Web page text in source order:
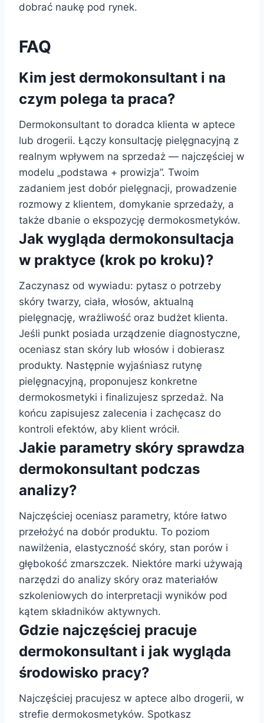
dobrać naukę pod rynek.
FAQ
Kim jest dermokonsultant i na
czym polega ta praca?
Dermokonsultant to doradca klienta w aptece
lub drogerii. Łączy konsultację pielęgnacyjną z
realnym wpływem na sprzedaż — najczęściej w
modelu „podstawa + prowizja”. Twoim
zadaniem jest dobór pielęgnacji, prowadzenie
rozmowy z klientem, domykanie sprzedaży, a
także dbanie o ekspozycję dermokosmetyków.
Jak wygląda dermokonsultacja
w praktyce (krok po kroku)?
Zaczynasz od wywiadu: pytasz o potrzeby
skóry twarzy, ciała, włosów, aktualną
pielęgnację, wrażliwość oraz budżet klienta.
Jeśli punkt posiada urządzenie diagnostyczne,
oceniasz stan skóry lub włosów i dobierasz
produkty. Następnie wyjaśniasz rutynę
pielęgnacyjną, proponujesz konkretne
dermokosmetyki i finalizujesz sprzedaż. Na
końcu zapisujesz zalecenia i zachęcasz do
kontroli efektów, aby klient wrócił.
Jakie parametry skóry sprawdza
dermokonsultant podczas
analizy?
Najczęściej oceniasz parametry, które łatwo
przełożyć na dobór produktu. To poziom
nawilżenia, elastyczność skóry, stan porów i
głębokość zmarszczek. Niektóre marki używają
narzędzi do analizy skóry oraz materiałów
szkoleniowych do interpretacji wyników pod
kątem składników aktywnych.
Gdzie najczęściej pracuje
dermokonsultant i jak wygląda
środowisko pracy?
Najczęściej pracujesz w aptece albo drogerii, w
strefie dermokosmetyków. Spotkasz